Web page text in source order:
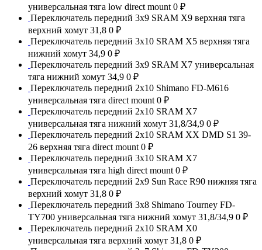
универсальная тяга low direct mount 0 ₽
Переключатель передний 3x9 SRAM X9 верхняя тяга
верхний хомут 31,8 0 ₽
Переключатель передний 3x10 SRAM X5 верхняя тяга
нижний хомут 34,9 0 ₽
Переключатель передний 3x9 SRAM X7 универсальная
тяга нижний хомут 34,9 0 ₽
Переключатель передний 2x10 Shimano FD-M616
универсальная тяга direct mount 0 ₽
Переключатель передний 2x10 SRAM X7
универсальная тяга нижний хомут 31,8/34,9 0 ₽
Переключатель передний 2x10 SRAM XX DMD S1 39-
26 верхняя тяга direct mount 0 ₽
Переключатель передний 3x10 SRAM X7
универсальная тяга high direct mount 0 ₽
Переключатель передний 2x9 Sun Race R90 нижняя тяга
верхний хомут 31,8 0 ₽
Переключатель передний 3x8 Shimano Tourney FD-
TY700 универсальная тяга нижний хомут 31,8/34,9 0 ₽
Переключатель передний 2x10 SRAM X0
универсальная тяга верхний хомут 31,8 0 ₽